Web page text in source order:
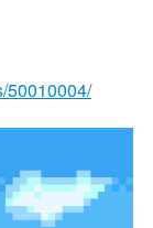
50010004/